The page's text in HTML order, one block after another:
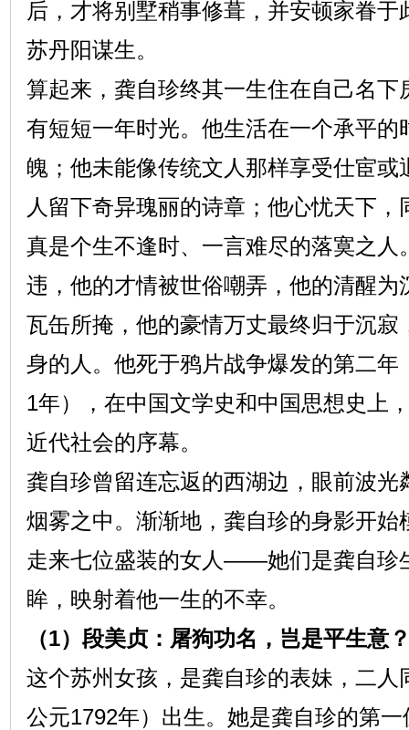
后，才将别墅稍事修葺，并安顿家眷
苏丹阳谋生。
算起来，龚自珍终其一生住在自己名下
有短短一年时光。他生活在一个承平的
魄；他未能像传统文人那样享受仕宦或
人留下奇异瑰丽的诗章；他心忧天下
真是个生不逢时、一言难尽的落寞之人
违，他的才情被世俗嘲弄，他的清醒为
瓦缶所掩，他的豪情万丈最终归于沉寂
身的人。他死于鸦片战争爆发的第二年
1年），在中国文学史和中国思想史上
近代社会的序幕。
龚自珍曾留连忘返的西湖边，眼前波光
烟雾之中。渐渐地，龚自珍的身影开始
走来七位盛装的女人——她们是龚自珍
眸，映射着他一生的不幸。
（1）段美贞：屠狗功名，岂是平生意
这个苏州女孩，是龚自珍的表妹，二人
公元1792年）出生。她是龚自珍的第